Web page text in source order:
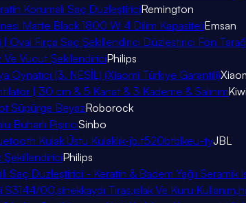
Korumalı Saç DüzleştiriciRemington
Matte Black 1800 W 4 Dilim KapasiteliEmsan
| Oval Fırça Saç Şekillendirici Düzleştirici Fön
Vücut ŞekilendiriciPhilips
Oynatıcı (3. NESİL) (Xiaomi Türkiye Garantili)
| 30 cm & 5 Kanat & 3 Kademe & SalınımKiwi
Süpürge BeyazRoborock
Buharlı PişiriciSinbo
Kulak Üstü Kulaklık-jb.t520btblkeu-tyJBL
Philips
Saç Düzleştirici - Keratin & Badem Yağlı Seramik
00,sinekkaydı Tıraş,ıslak Ve Kuru